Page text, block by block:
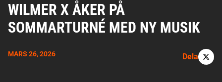
WILMER X ÅKER PÅ
SOMMARTURNÉ MED NY MUSIK
MARS 26, 2026 Dela